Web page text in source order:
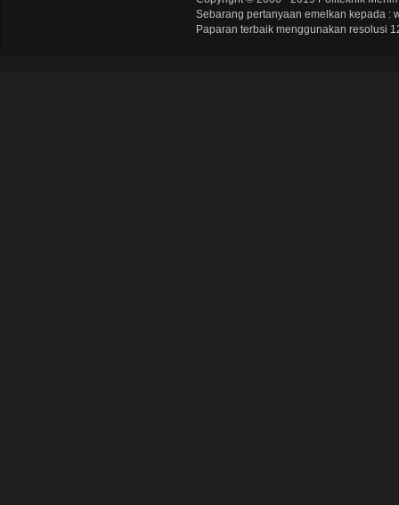
Sebarang pertanyaan emelkan kepada :
Paparan terbaik menggunakan resolusi